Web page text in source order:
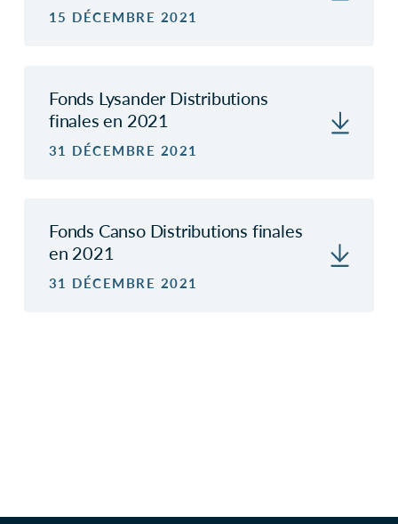
15 DÉCEMBRE 2021
Fonds Lysander Distributions
finales en 2021
31 DÉCEMBRE 2021
Fonds Canso Distributions finales
en 2021
31 DÉCEMBRE 2021